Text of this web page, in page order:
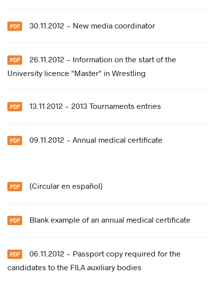
30.11.2012 - New media coordinator
26.11.2012 - Information on the start of the
University licence "Master" in Wrestling
13.11.2012 - 2013 Tournaments entries
09.11.2012 - Annual medical certificate
(Circular en español)
Blank example of an annual medical certificate
06.11.2012 - Passport copy required for the
candidates to the FILA auxiliary bodies